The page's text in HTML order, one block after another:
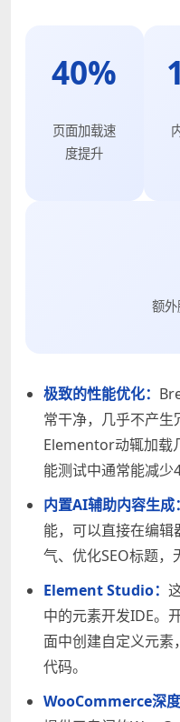
40%
页面加载速
度提升
额
极致的性能优化：
常干净，几乎不产生
Elementor动辄加载
能测试中通常能减少
内置AI辅助内容生成：
能，可以直接在编
气、优化SEO标题，
Element Studio：
中的元素开发IDE。
面中创建自定义元
代码。
WooCommerce深度